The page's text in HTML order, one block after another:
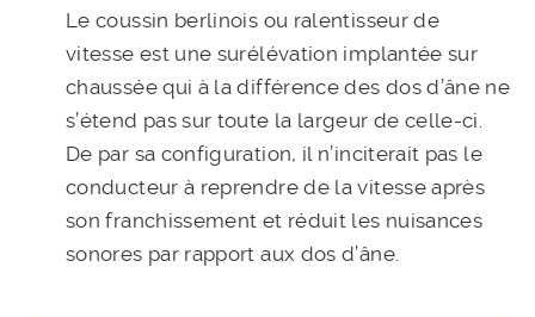
Le coussin berlinois ou ralentisseur de
vitesse est une surélévation implantée sur
chaussée qui à la différence des dos d’âne ne
s’étend pas sur toute la largeur de celle-ci.
De par sa configuration, il n’inciterait pas le
conducteur à reprendre de la vitesse après
son franchissement et réduit les nuisances
sonores par rapport aux dos d’âne.